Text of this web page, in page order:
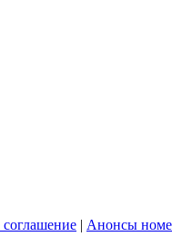
соглашение | Анонсы